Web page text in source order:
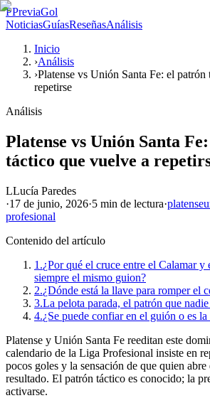
PPreviaGol
NoticiasGuíasReseñasAnálisis
Inicio
›Análisis
›Platense vs Unión Santa Fe: el patrón
repetirse
Análisis
Platense vs Unión Santa
táctico que vuelve a
LLucía Paredes
·17 de junio, 2026·5 min de lectura·platense
profesional
Contenido del artículo
1.¿Por qué el cruce entre el Calamar y
siempre el mismo guion?
2.¿Dónde está la llave para romper el
3.La pelota parada, el patrón que
4.¿Se puede confiar en el guión o es
Platense y Unión Santa Fe reeditan este
calendario de la Liga Profesional insiste en
pocos goles y la sensación de que quien
resultado. El patrón táctico es conocido; la
activarse.